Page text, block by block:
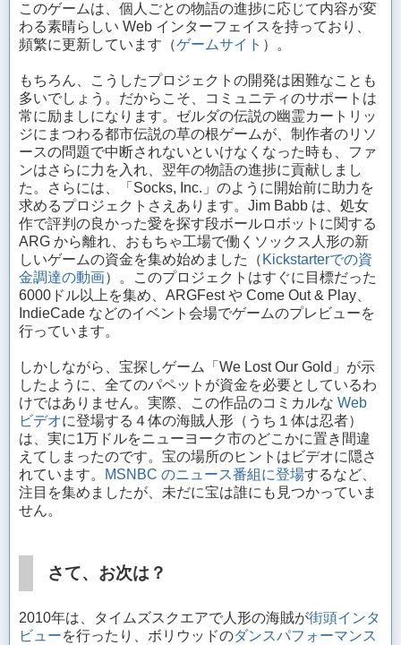
このゲームは、個人ごとの物語の進捗に応じて内容が変
わる素晴らしい Web インターフェイスを持っており、
頻繁に更新しています（ゲームサイト ）。
もちろん、こうしたプロジェクトの開発は困難なことも
多いでしょう。だからこそ、コミュニティのサポートは
常に励ましになります。ゼルダの伝説の幽霊カートリッ
ジにまつわる都市伝説の草の根ゲームが、制作者のリソ
ースの問題で中断されないといけなくなった時も、ファ
ンはさらに力を入れ、翌年の物語の進捗に貢献しまし
た。さらには、「Socks, Inc.」のように開始前に助力を
求めるプロジェクトさえあります。Jim Babb は、処女
作で評判の良かった愛を探す段ボールロボットに関する
ARG から離れ、おもちゃ工場で働くソックス人形の新
しいゲームの資金を集め始めました（ Kickstarterでの資
金調達の動画）。このプロジェクトはすぐに目標だった
6000ドル以上を集め、ARGFest や Come Out & Play、
IndieCade などのイベント会場でゲームのプレビューを
行っています。
しかしながら、宝探しゲーム「We Lost Our Gold」が示
したように、全てのパペットが資金を必要としているわ
けではありません。実際、この作品のコミカルな Web
ビデオに登場する４体の海賊人形（うち１体は忍者）
は、実に1万ドルをニューヨーク市のどこかに置き間違
えてしまったのです。宝の場所のヒントはビデオに隠さ
れています。
MSNBC のニュース番組に登場するなど、
注目を集めましたが、未だに宝は誰にも見つかっていま
せん。
さて、お次は？
2010年は、タイムズスクエアで人形の海賊が街頭インタ
ビューを行ったり、ボリウッドのダンスパフォーマンス